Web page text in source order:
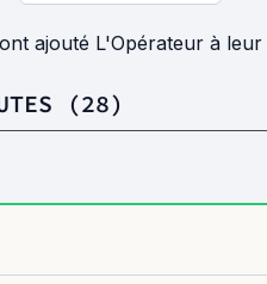
ont ajouté L'Opérateur à leur
(28)